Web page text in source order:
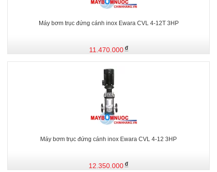
Máy bơm trục đứng cánh inox Ewara CVL 4-12T 3HP
11.470.000
Máy bơm trục đứng cánh inox Ewara CVL 4-12 3HP
12.350.000